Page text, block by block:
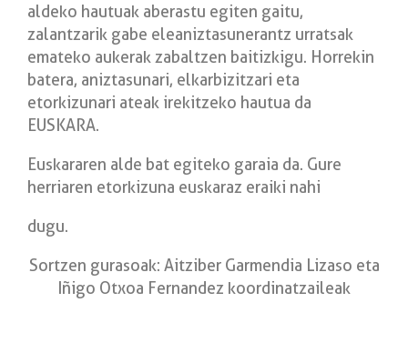
aldeko hautuak aberastu egiten gaitu,
zalantzarik gabe eleaniztasunerantz urratsak
emateko aukerak zabaltzen baitizkigu. Horrekin
batera, aniztasunari, elkarbizitzari eta
etorkizunari ateak irekitzeko hautua da
EUSKARA.
Euskararen alde bat egiteko garaia da. Gure
herriaren etorkizuna euskaraz eraiki nahi
dugu.
Sortzen gurasoak: Aitziber Garmendia Lizaso eta
Iñigo Otxoa Fernandez koordinatzaileak